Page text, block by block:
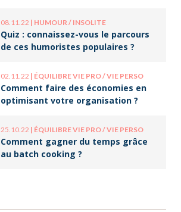
08.11.22 | HUMOUR / INSOLITE
Quiz : connaissez-vous le parcours
de ces humoristes populaires ?
02.11.22 | ÉQUILIBRE VIE PRO / VIE PERSO
Comment faire des économies en
optimisant votre organisation ?
25.10.22 | ÉQUILIBRE VIE PRO / VIE PERSO
Comment gagner du temps grâce
au batch cooking ?